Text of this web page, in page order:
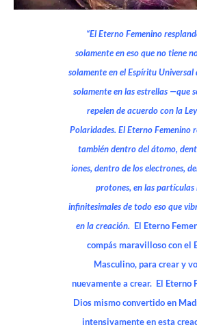
“El Eterno Femenino
solamente en eso que no tiene
solamente en el Espíritu Universal
solamente en las estrellas —que
repelen de acuerdo con la
Polaridades. El Eterno Femenino
también dentro del átomo,
iones, dentro de los electrones,
protones, en las partículas
infinitesimales de todo eso que
en la creación. El Eterno
compás maravilloso con el
Masculino, para crear y
nuevamente a crear. El Eterno
Dios mismo convertido en
intensivamente en esta